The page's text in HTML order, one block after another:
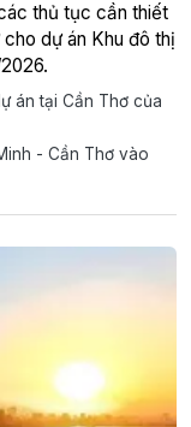
thủ tục cần thiết
dự án Khu đô thị
án tại Cần Thơ của
- Cần Thơ vào